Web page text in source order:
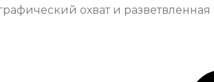
охват и разветвленная